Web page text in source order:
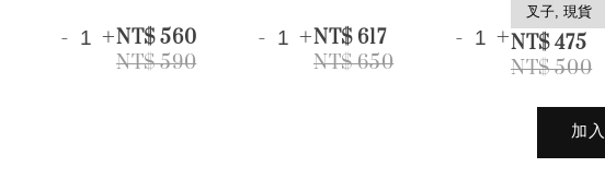
- +NT$ 560
NT$ 590
- +NT$ 617
NT$ 650
- +NT$ 475
NT$ 500
加